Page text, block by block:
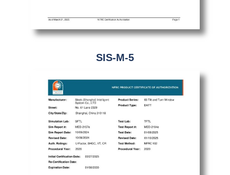
SIS-M-5